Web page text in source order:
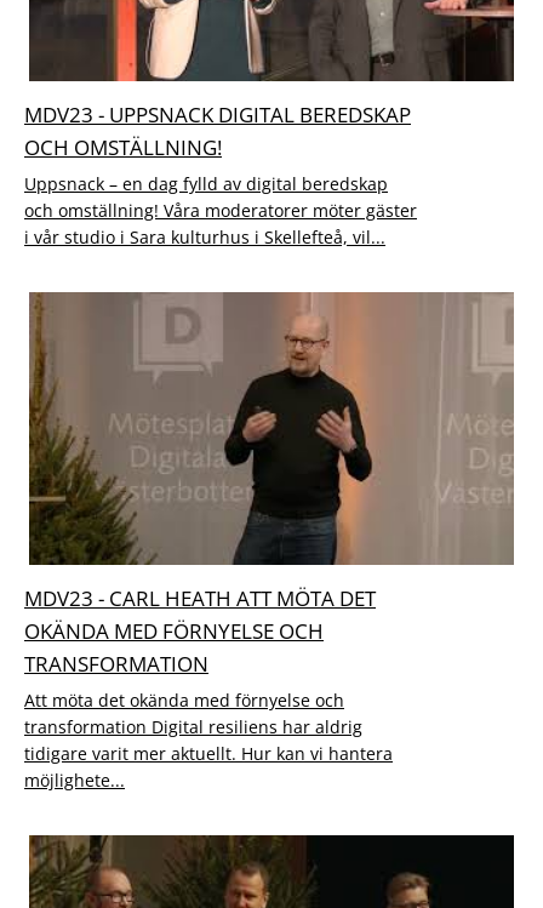
MDV23 - UPPSNACK DIGITAL BEREDSKAP
OCH OMSTÄLLNING!
Uppsnack – en dag fylld av digital beredskap
och omställning! Våra moderatorer möter gäster
i vår studio i Sara kulturhus i Skellefteå, vil...
MDV23 - CARL HEATH ATT MÖTA DET
OKÄNDA MED FÖRNYELSE OCH
TRANSFORMATION
Att möta det okända med förnyelse och
transformation Digital resiliens har aldrig
tidigare varit mer aktuellt. Hur kan vi hantera
möjlighete...